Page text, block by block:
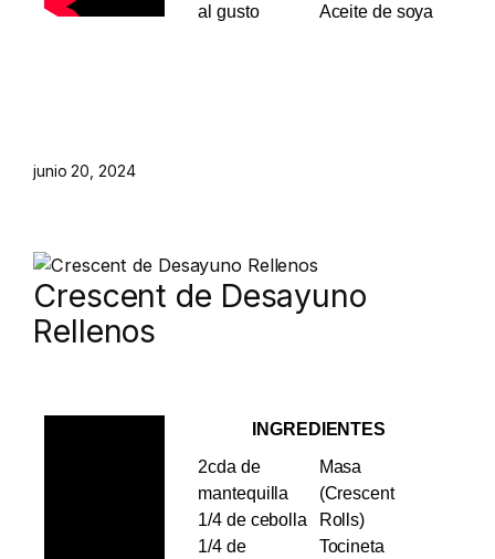
al gusto
Aceite de soya
junio 20, 2024
Crescent de Desayuno
Rellenos
INGREDIENTES
2cda de
mantequilla
1/4 de cebolla
1/4 de
Masa
(Crescent
Rolls)
Tocineta